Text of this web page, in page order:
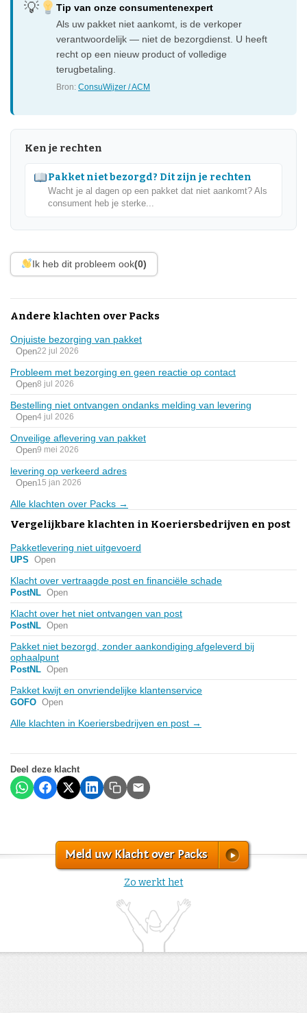
Tip van onze consumentenexpert
Als uw pakket niet aankomt, is de verkoper
verantwoordelijk — niet de bezorgdienst. U heeft
recht op een nieuw product of volledige
terugbetaling.
Bron:ConsuWijzer / ACM
Ken je rechten
Pakket niet bezorgd? Dit zijn je rechten
Wacht je al dagen op een pakket dat niet aankomt? Als
consument heb je sterke...
Ik heb dit probleem ook(0)
Andere klachten over Packs
Onjuiste bezorging van pakket
Open22 jul 2026
Probleem met bezorging en geen reactie op contact
Open8 jul 2026
Bestelling niet ontvangen ondanks melding van levering
Open4 jul 2026
Onveilige aflevering van pakket
Open9 mei 2026
levering op verkeerd adres
Open15 jan 2026
Alle klachten over Packs →
Vergelijkbare klachten in Koeriersbedrijven en post
Pakketlevering niet uitgevoerd
UPS Open
Klacht over vertraagde post en financiële schade
PostNL Open
Klacht over het niet ontvangen van post
PostNL Open
Pakket niet bezorgd, zonder aankondiging afgeleverd bij
ophaalpunt
PostNL Open
Pakket kwijt en onvriendelijke klantenservice
GOFO Open
Alle klachten in Koeriersbedrijven en post →
Deel deze klacht
Meld uw Klacht over Packs
Zo werkt het